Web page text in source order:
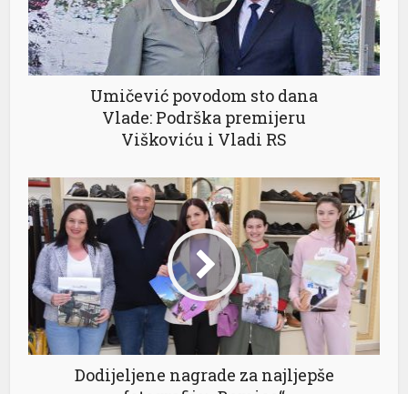
Umičević povodom sto dana
Vlade: Podrška premijeru
Viškoviću i Vladi RS
Dodijeljene nagrade za najljepše